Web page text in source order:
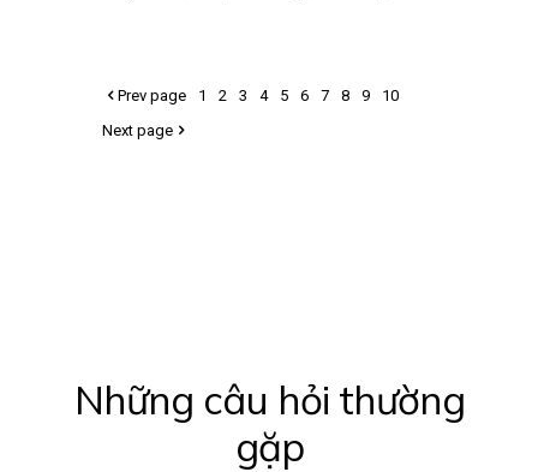
Prev page 1 2 3 4 5 6 7 8 9
10
Next page
Những câu hỏi thường
gặp